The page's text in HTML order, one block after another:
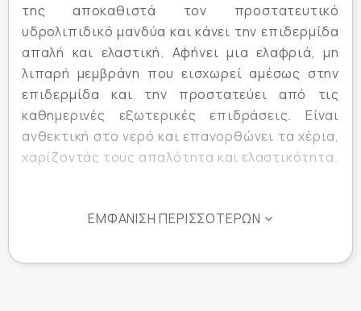
της αποκαθιστά τον προστατευτικό
υδρολιπιδικό μανδύα και κάνει την επιδερμίδα
απαλή και ελαστική. Αφήνει μια ελαφριά, μη
λιπαρή μεμβράνη που εισχωρεί αμέσως στην
επιδερμίδα και την προστατεύει από τις
καθημερινές εξωτερικές επιδράσεις. Είναι
ανθεκτική στο νερό και επανορθώνει τα χέρια,
χαρίζοντάς τους απαλότητα και ελαστικότητα.
Συστατικά :ΕΜΦΆΝΙΣΗ ΠΕΡΙΣΣΌΤΕΡΩΝ